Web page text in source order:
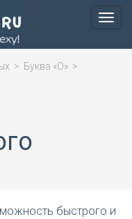
Меню
> Буква «О» >
быстрого и